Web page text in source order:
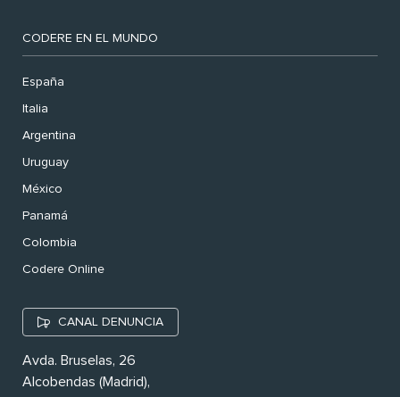
CODERE EN EL MUNDO
España
Italia
Argentina
Uruguay
México
Panamá
Colombia
Codere Online
CANAL DENUNCIA
Avda. Bruselas, 26
Alcobendas (Madrid),